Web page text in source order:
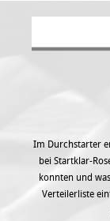
Im Durchstarter
bei Startklar-
konnten und
Verteilerliste